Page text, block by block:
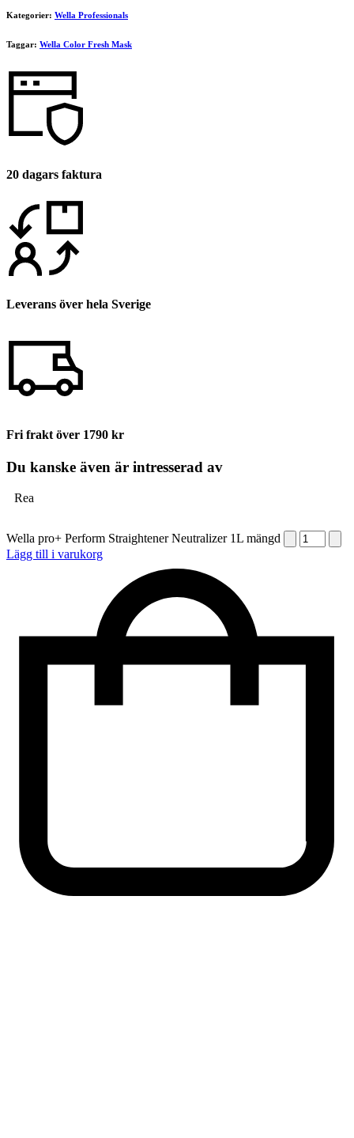
Kategorier: Wella Professionals
Taggar: Wella Color Fresh Mask
20 dagars faktura
Leverans över hela Sverige
Fri frakt över 1790 kr
Du kanske även är intresserad av
Rea
Wella pro+ Perform Straightener Neutralizer 1L mängd
Lägg till i varukorg